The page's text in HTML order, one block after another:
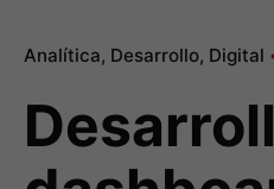
Analítica Desarrollo Digital